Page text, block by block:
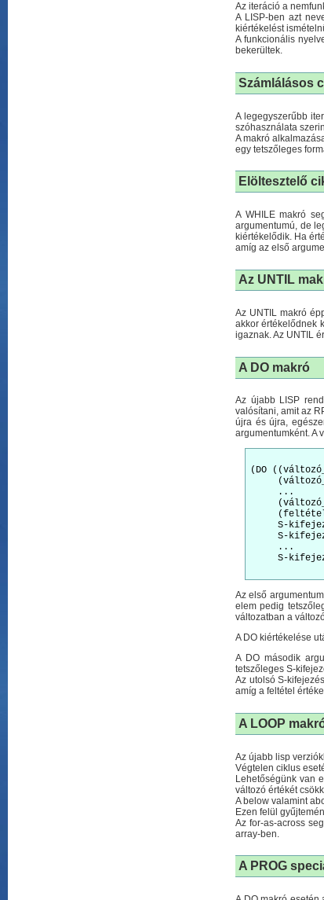
Az iteráció a
A LISP-ben azt
kiértékelést
A funkcionális
bekerültek.
Számlálásos
A legegyszerűbb
szóhasználata
A makró
egy tetszőleges
Elöltesztelő
A WHILE makró
argumentumú, de
kiértékelődik. Ha
amíg az első
Az UNTIL
Az UNTIL makró
akkor értékelődnek
igaznak. Az UNTIL
A DOmakró
Az újabb LISP
valósítani, amit az
újra és újra,
argumentumként. A
(DO
     ...
S-
S-
     ...
S-
Az első
elem pedig
változatban a
A DO kiértékelése
A DO második
tetszőleges S-
Az utolsó S-
amíg a feltétel
A LOOP
Az újabb lisp
Végtelen ciklus
Lehetőségünk van
változó értékét
A below valamint
Ezen felül
Az for-as-across
array-ben.
A PROG